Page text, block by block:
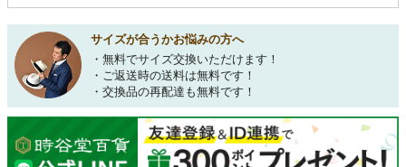
サイズが合うかお悩みの方へ
・無料でサイズ交換いただけます！
・ご返送時の送料は無料です！
・交換品の再配達も無料です！